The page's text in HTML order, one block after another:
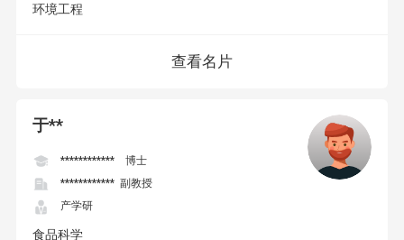
环境工程
查看名片
于**
************ 博士
************ 副教授
产学研
食品科学